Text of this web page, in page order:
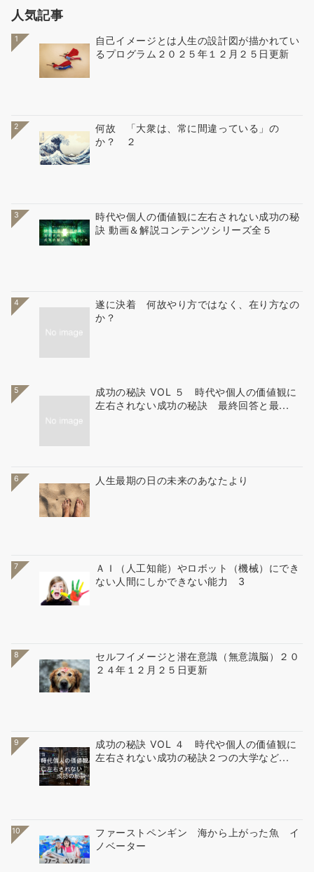
人気記事
1
自己イメージとは人生の設計図が描かれてい
るプログラム２０２５年１２月２５日更新
2
何故 「大衆は、常に間違っている」の
か？ ２
3
時代や個人の価値観に左右されない成功の秘
訣 動画＆解説コンテンツシリーズ全５
4
遂に決着 何故やり方ではなく、在り方なの
か？
5
成功の秘訣 VOL ５ 時代や個人の価値観に
左右されない成功の秘訣 最終回答と最...
6 人生最期の日の未来のあなたより
7
ＡＩ（人工知能）やロボット（機械）にでき
ない人間にしかできない能力 3
8
セルフイメージと潜在意識（無意識脳）２０
２４年１２月２５日更新
9
成功の秘訣 VOL ４ 時代や個人の価値観に
左右されない成功の秘訣２つの大学など...
10
ファーストペンギン 海から上がった魚 イ
ノベーター